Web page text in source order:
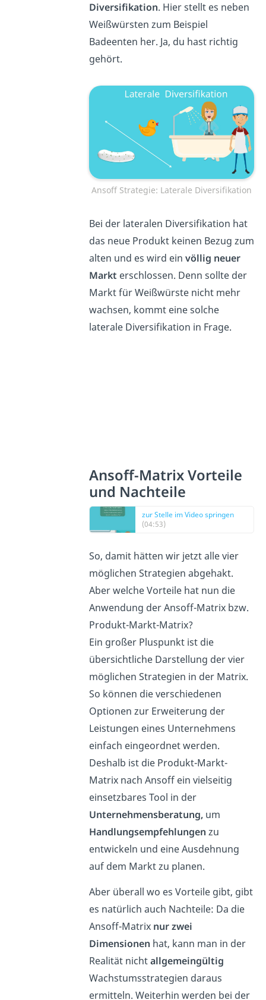
Diversifikation. Hier stellt es neben
Weißwürsten zum Beispiel
Badeenten her. Ja, du hast richtig
gehört.
Ansoff Strategie: Laterale Diversifikation
Bei der lateralen Diversifikation hat
das neue Produkt keinen Bezug zum
alten und es wird ein völlig neuer
Markt erschlossen. Denn sollte der
Markt für Weißwürste nicht mehr
wachsen, kommt eine solche
laterale Diversifikation in Frage.
Ansoff-Matrix Vorteile
und Nachteile
zur Stelle im Video springen
(04:53)
So, damit hätten wir jetzt alle vier
möglichen Strategien abgehakt.
Aber welche Vorteile hat nun die
Anwendung der Ansoff-Matrix bzw.
Produkt-Markt-Matrix?
Ein großer Pluspunkt ist die
übersichtliche Darstellung der vier
möglichen Strategien in der Matrix.
So können die verschiedenen
Optionen zur Erweiterung der
Leistungen eines Unternehmens
einfach eingeordnet werden.
Deshalb ist die Produkt-Markt-
Matrix nach Ansoff ein vielseitig
einsetzbares Tool in der
Unternehmensberatung,um
Handlungsempfehlungen zu
entwickeln und eine Ausdehnung
auf dem Markt zu planen.
Aber überall wo es Vorteile gibt, gibt
es natürlich auch Nachteile: Da die
Ansoff-Matrix nur zwei
Dimensionen hat, kann man in der
Realität nichtallgemeingültig
Wachstumsstrategien daraus
ermitteln. Weiterhin werden bei der